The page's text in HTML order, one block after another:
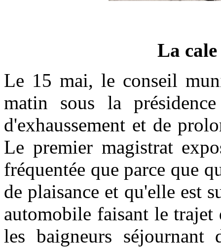
La
Le 15 mai, le conseil
matin sous la
d'exhaussement et de
Le premier magistrat
fréquentée que parce que
de plaisance et qu'elle est
automobile faisant le
les baigneurs